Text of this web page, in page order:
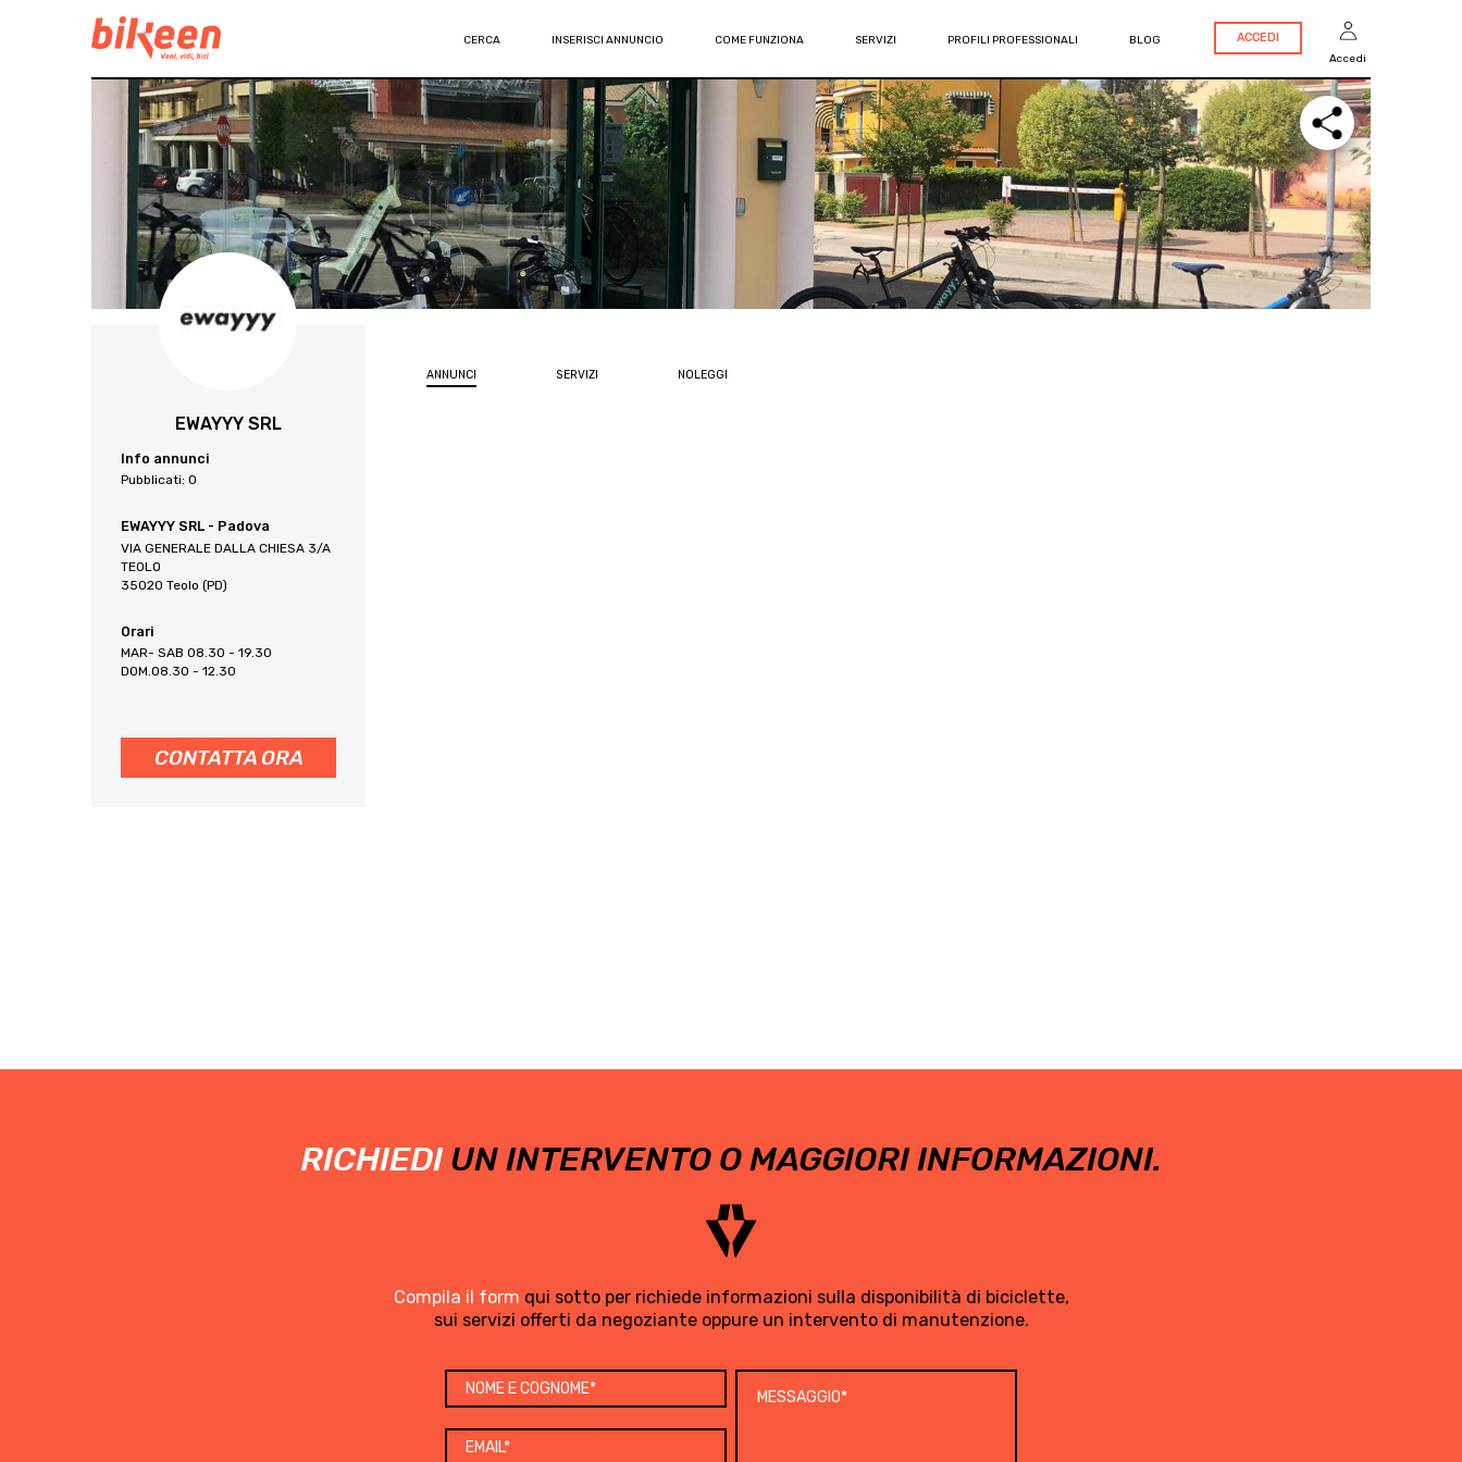
CERCA INSERISCI ANNUNCIO COME FUNZIONA SERVIZI PROFILI PROFESSIONALI BLOG ACCEDI
Accedi
EWAYYY SRL
Info annunci
Pubblicati: 0
EWAYYY SRL - Padova
VIA GENERALE DALLA CHIESA 3/A
TEOLO
35020 Teolo (PD)
Orari
MAR- SAB 08.30 - 19.30
DOM.08.30 - 12.30
CONTATTA ORA
ANNUNCI SERVIZI NOLEGGI
RICHIEDIUN INTERVENTO O MAGGIORI INFORMAZIONI.
Compila il form qui sotto per richiede informazioni sulla disponibilità di biciclette,
sui servizi offerti da negoziante oppure un intervento di manutenzione.